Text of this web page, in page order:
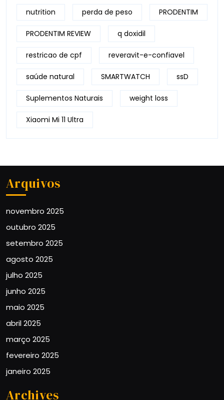
nutrition perda de peso PRODENTIM
PRODENTIM REVIEW q doxidil
restricao de cpf reveravit-e-confiavel
saúde natural SMARTWATCH ssD
Suplementos Naturais weight loss
Xiaomi Mi 11 Ultra
Arquivos
novembro 2025
outubro 2025
setembro 2025
agosto 2025
julho 2025
junho 2025
maio 2025
abril 2025
março 2025
fevereiro 2025
janeiro 2025
Archives